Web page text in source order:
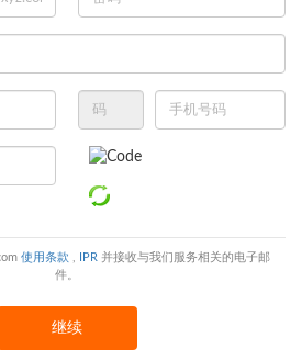
使用条款 IPR 并接收与我们服务相关的电子邮
件。
继续
自行车配件 自行车锁